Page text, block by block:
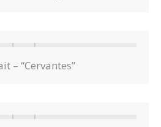
– “Cervantes”